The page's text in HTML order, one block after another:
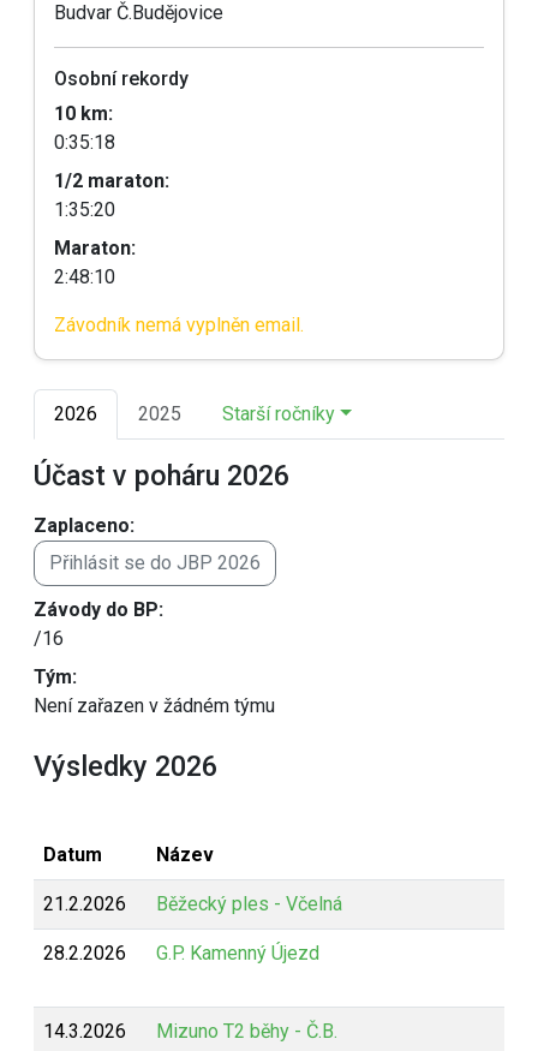
Budvar Č.Budějovice
Osobní rekordy
10 km:
0:35:18
1/2 maraton:
1:35:20
Maraton:
2:48:10
Závodník nemá vyplněn email.
2026 2025 Starší ročníky
Účast v poháru 2026
Zaplaceno:
Přihlásit se do JBP 2026
Závody do BP:
/16
Tým:
Není zařazen v žádném týmu
Výsledky 2026
Datum Název
21.2.2026 Běžecký ples - Včelná
28.2.2026 G.P. Kamenný Újezd
14.3.2026 Mizuno T2 běhy - Č.B.